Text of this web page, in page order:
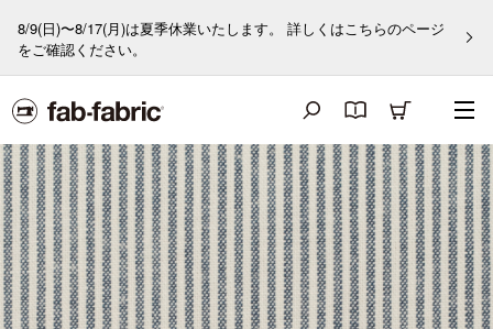
8/9(日)〜8/17(月)は夏季休業いたします。 詳しくはこちらのページ
をご確認ください。